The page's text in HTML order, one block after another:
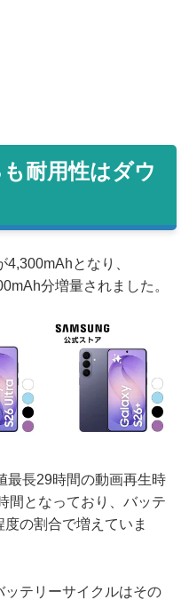
耐用性はダウ
となり、
分増量されました。
最長29時間の動画再生時
間となっており、バッテ
の割合で増えていま
ッテリーサイクルはその